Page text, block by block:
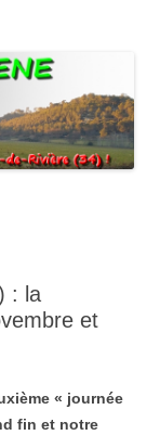
: la
et
« journée
fin et notre